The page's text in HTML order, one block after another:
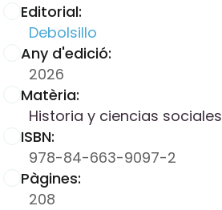
Editorial:
Debolsillo
Any d'edició:
2026
Matèria:
Historia y ciencias sociales
ISBN:
978-84-663-9097-2
Pàgines:
208